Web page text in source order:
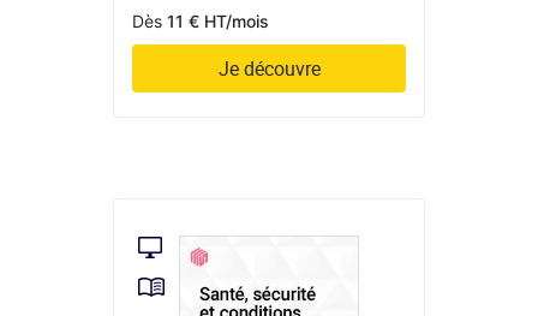
Dès 11 € HT/mois
Je découvre